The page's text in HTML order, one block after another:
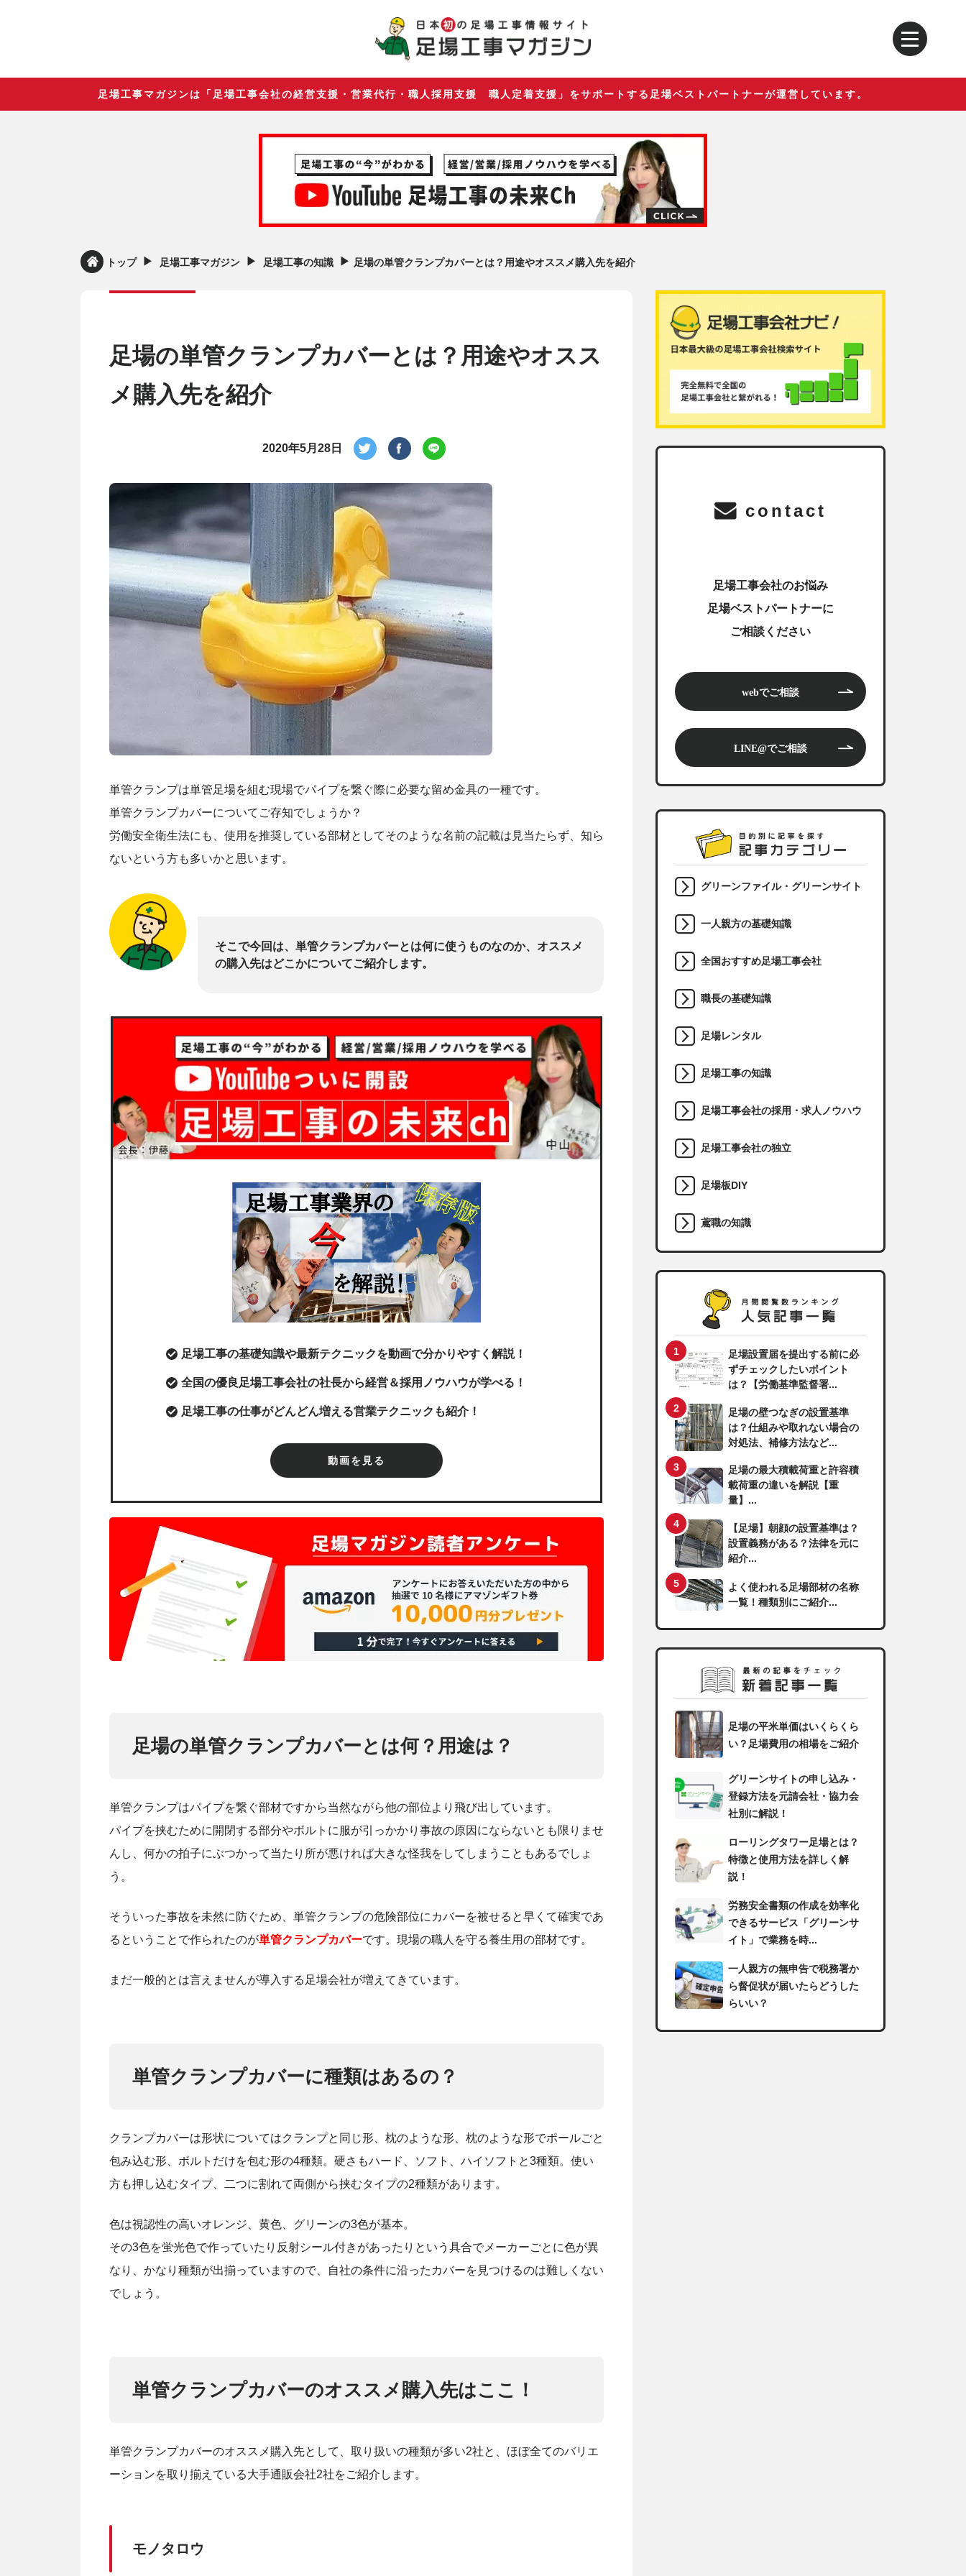
足場工事マガジンは「足場工事会社の経営支援・営業代行・職人採用支援 職人定着支援」をサポートする足場ベストパートナーが運営しています。
トップ ▶︎ 足場工事マガジン ▶︎ 足場工事の知識 ▶︎ 足場の単管クランプカバーとは？用途やオススメ購入先を紹介
足場の単管クランプカバーとは？用途やオスス
メ購入先を紹介
2020年5月28日
単管クランプは単管足場を組む現場でパイプを繋ぐ際に必要な留め金具の一種です。
単管クランプカバーについてご存知でしょうか？
労働安全衛生法にも、使用を推奨している部材としてそのような名前の記載は見当たらず、知ら
ないという方も多いかと思います。
そこで今回は、単管クランプカバーとは何に使うものなのか、オススメ
の購入先はどこかについてご紹介します。
足場工事の基礎知識や最新テクニックを動画で分かりやすく解説！
全国の優良足場工事会社の社長から経営＆採用ノウハウが学べる！
足場工事の仕事がどんどん増える営業テクニックも紹介！
動画を見る
足場の単管クランプカバーとは何？用途は？
単管クランプはパイプを繋ぐ部材ですから当然ながら他の部位より飛び出しています。
パイプを挟むために開閉する部分やボルトに服が引っかかり事故の原因にならないとも限りませ
んし、何かの拍子にぶつかって当たり所が悪ければ大きな怪我をしてしまうこともあるでしょ
う。
そういった事故を未然に防ぐため、単管クランプの危険部位にカバーを被せると早くて確実であ
るということで作られたのが単管クランプカバーです。現場の職人を守る養生用の部材です。
まだ一般的とは言えませんが導入する足場会社が増えてきています。
単管クランプカバーに種類はあるの？
クランプカバーは形状についてはクランプと同じ形、枕のような形、枕のような形でポールごと
包み込む形、ボルトだけを包む形の4種類。硬さもハード、ソフト、ハイソフトと3種類。使い
方も押し込むタイプ、二つに割れて両側から挟むタイプの2種類があります。
色は視認性の高いオレンジ、黄色、グリーンの3色が基本。
その3色を蛍光色で作っていたり反射シール付きがあったりという具合でメーカーごとに色が異
なり、かなり種類が出揃っていますので、自社の条件に沿ったカバーを見つけるのは難しくない
でしょう。
単管クランプカバーのオススメ購入先はここ！
単管クランプカバーのオススメ購入先として、取り扱いの種類が多い2社と、ほぼ全てのバリエ
ーションを取り揃えている大手通販会社2社をご紹介します。
モノタロウ
contact
足場工事会社のお悩み
足場ベストパートナーに
ご相談ください
webでご相談
LINE@でご相談
グリーンファイル・グリーンサイト
一人親方の基礎知識
全国おすすめ足場工事会社
職長の基礎知識
足場レンタル
足場工事の知識
足場工事会社の採用・求人ノウハウ
足場工事会社の独立
足場板DIY
鳶職の知識
足場設置届を提出する前に必
ずチェックしたいポイント
は？【労働基準監督署...
足場の壁つなぎの設置基準
は？仕組みや取れない場合の
対処法、補修方法など...
足場の最大積載荷重と許容積
載荷重の違いを解説【重
量】...
【足場】朝顔の設置基準は？
設置義務がある？法律を元に
紹介...
よく使われる足場部材の名称
一覧！種類別にご紹介...
足場の平米単価はいくらくら
い？足場費用の相場をご紹介
グリーンサイトの申し込み・
登録方法を元請会社・協力会
社別に解説！
ローリングタワー足場とは？
特徴と使用方法を詳しく解
説！
労務安全書類の作成を効率化
できるサービス「グリーンサ
イト」で業務を時...
一人親方の無申告で税務署か
ら督促状が届いたらどうした
らいい？
足場の組み立てに資格は必